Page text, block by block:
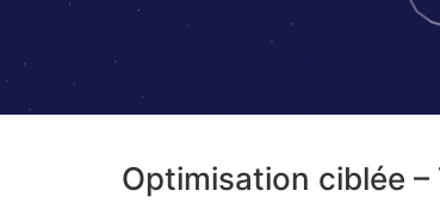
Optimisation ciblée